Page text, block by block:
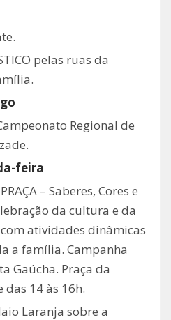
pelas ruas da
Regional de
feira
– Saberes, Cores e
da cultura e da
atividades dinâmicas
a família. Campanha
Gaúcha. Praça da
das 14 às 16h.
Laranja sobre a